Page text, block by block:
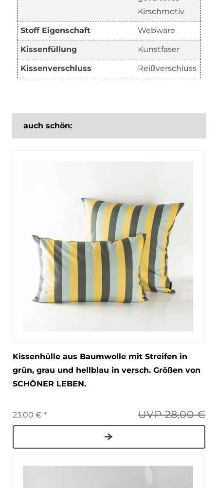
Kirschmotiv
Stoff Eigenschaft Webware
Kissenfüllung Kunstfaser
Kissenverschluss Reißverschluss
auch schön:
Kissenhülle aus Baumwolle mit Streifen in
grün, grau und hellblau in versch. Größen von
SCHÖNER LEBEN.
UVP 28,00 €
23,00 € *